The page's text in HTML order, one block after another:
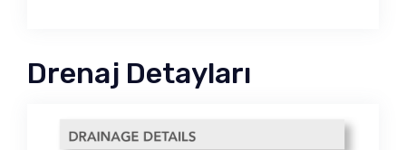
Drenaj Detayları